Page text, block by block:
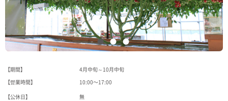
【期間】
4月中旬～10月中旬
【營業時間】
10:00〜17:00
【公休日】
無